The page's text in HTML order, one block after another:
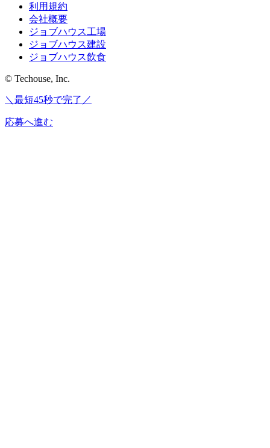
利用規約
会社概要
ジョブハウス工場
ジョブハウス建設
ジョブハウス飲食
© Techouse, Inc.
＼最短45秒で完了／
応募へ進む